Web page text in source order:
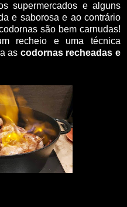
supermercados e alguns
e saborosa e ao contrário
são bem carnudas!
recheio e uma técnica
as codornas recheadas e